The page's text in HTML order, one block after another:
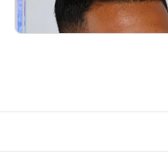
無料NFTを取得するには、
遷移してください。
$3.15)